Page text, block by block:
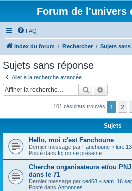
Forum de l'univers
FAQ
Index du forum Rechercher Sujets
Sujets sans réponse
Aller à la recherche avancée
Rechercher
101 résultats trouvés 1 2
Sujets
Hello, moi c'est Fanchoune
Dernier message par Fanchoune « lun.
Posté dans Ici on se présente
Cherche organisateurs et/ou
dans le 71
Dernier message par ced68 « sam. 16
Posté dans Annonces